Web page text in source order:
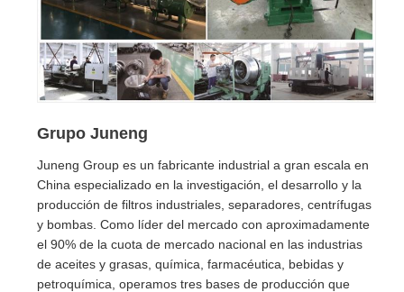
Grupo Juneng
Juneng Group es un fabricante industrial a gran escala en
China especializado en la investigación, el desarrollo y la
producción de filtros industriales, separadores, centrífugas
y bombas. Como líder del mercado con aproximadamente
el 90% de la cuota de mercado nacional en las industrias
de aceites y grasas, química, farmacéutica, bebidas y
petroquímica, operamos tres bases de producción que